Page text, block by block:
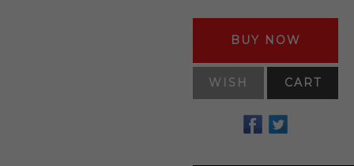
BUY NOW
WISH CART